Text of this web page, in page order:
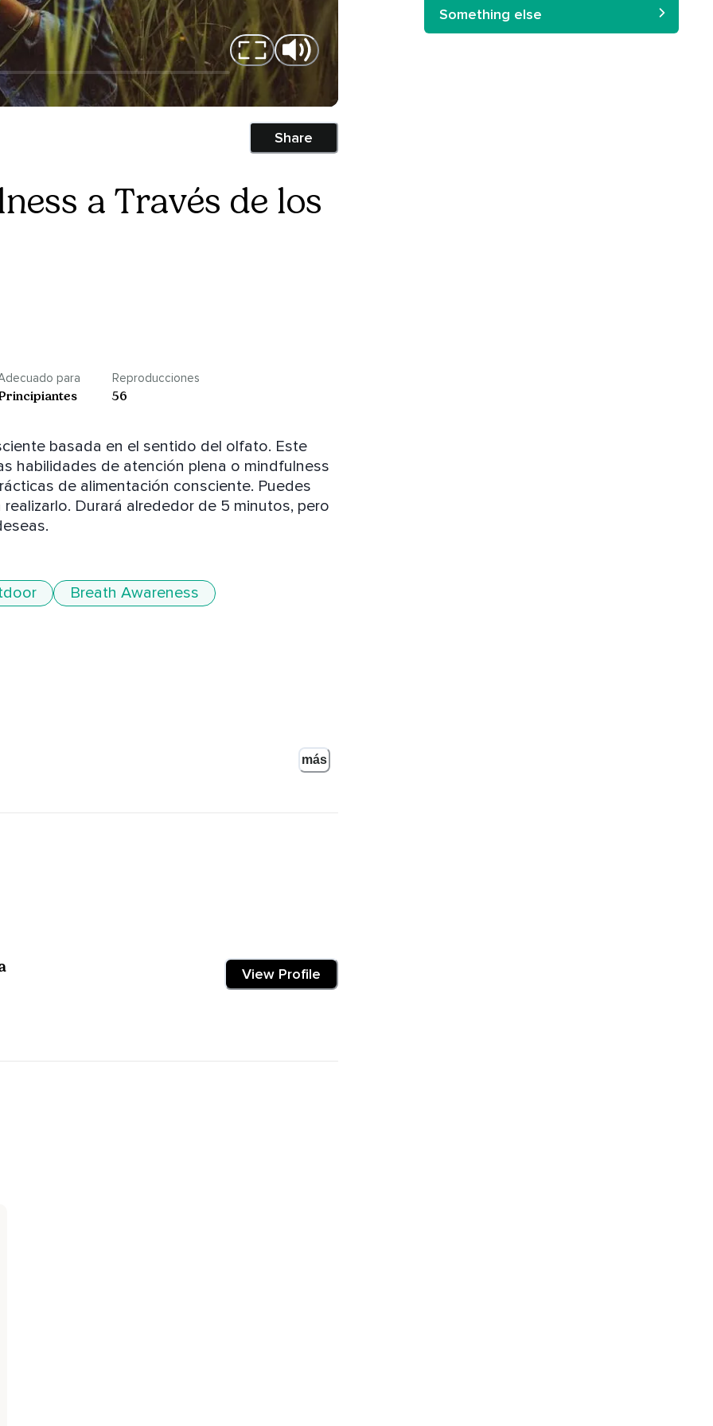
Share
a Través de los
para Reproducciones
56
basada en el sentido del olfato. Este
habilidades de atención plena o mindfulness
de alimentación consciente. Puedes
Durará alrededor de 5 minutos, pero
Breath Awareness
de atención plena y es un gran apoyo para nuestras prácticas
olor.
que ingerimos aumentará la satisfacción de nuestra
aromático con el que quieras practicar,
ejercicio,
más
View Profile
Something else